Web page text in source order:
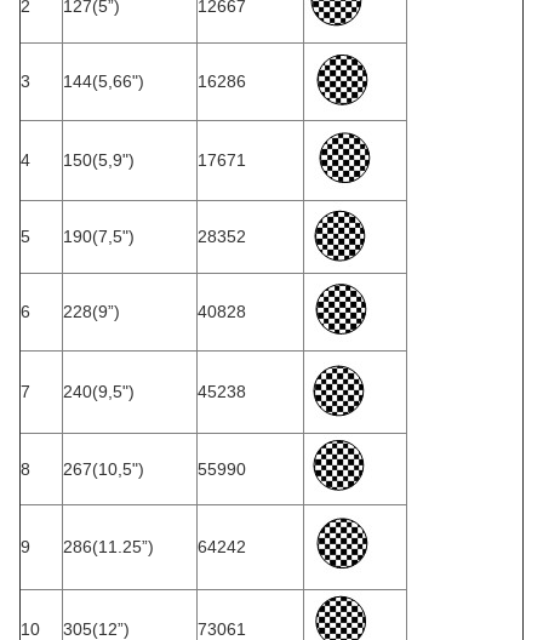
2 127(5”) 12667
3 144(5,66") 16286
4 150(5,9") 17671
5 190(7,5") 28352
6 228(9”) 40828
7 240(9,5") 45238
8 267(10,5") 55990
9 286(11.25”) 64242
10 305(12”) 73061